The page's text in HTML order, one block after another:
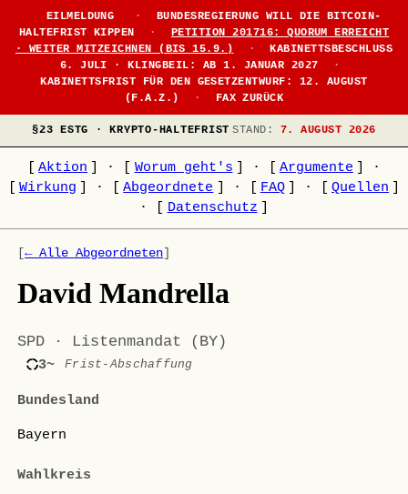
EILMELDUNG ·
BUNDESREGIERUNG WILL DIE BITCOIN-
HALTEFRIST KIPPEN
·
PETITION 201716: QUORUM ERREICHT
· WEITER MITZEICHNEN (BIS 15.9.)
·
KABINETTSBESCHLUSS
6. JULI · KLINGBEIL: AB 1. JANUAR 2027
·
KABINETTSFRIST FÜR DEN GESETZENTWURF: 12. AUGUST
(F.A.Z.)
· FAX ZURÜCK
§23 ESTG · KRYPTO-HALTEFRIST STAND: 7. AUGUST 2026
Aktion · Worum geht's · Argumente
·
Wirkung · Abgeordnete · FAQ · Quellen
·
Datenschutz
[← Alle Abgeordneten]
David Mandrella
SPD · Listenmandat (BY)
3~ Frist-Abschaffung
Bundesland
Bayern
Wahlkreis